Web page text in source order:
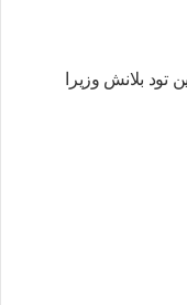
بلانش وزيرا